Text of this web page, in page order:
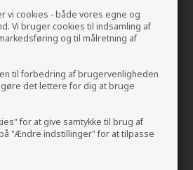
vi cookies - både vores egne og
Vi bruger cookies til indsamling af
og til målretning af
til forbedring af brugervenligheden
det lettere for dig at bruge
for at give samtykke til brug af
"Ændre indstillinger" for at tilpasse